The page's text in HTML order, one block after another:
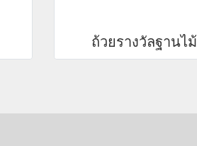
ถ้วยรางวัลฐานไม้